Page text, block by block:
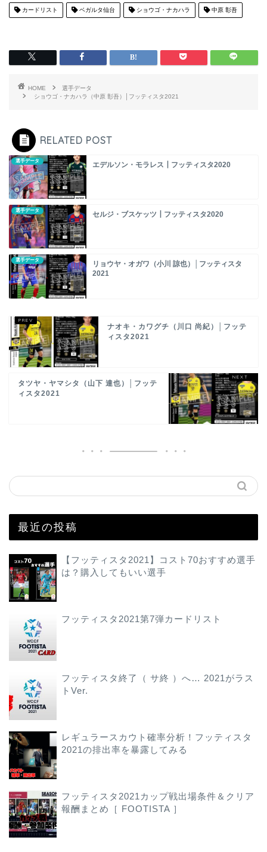
カードリスト ベガルタ仙台 ショウゴ・ナカハラ 中原 彰吾
HOME
選手データ
ショウゴ・ナカハラ（中原 彰吾）│フッティスタ2021
RELATED POST
選手データ エデルソン・モラレス┃フッティスタ2020
選手データ セルジ・ブスケッツ┃フッティスタ2020
選手データ
リョウヤ・オガワ（小川 諒也）│フッティスタ
2021
ナオキ・カワグチ（川口 尚紀）│フッテ
ィスタ2021
タツヤ・ヤマシタ（山下 達也）│フッテ
ィスタ2021
最近の投稿
【フッティスタ2021】コスト70おすすめ選手
は？購入してもいい選手
フッティスタ2021第7弾カードリスト
フッティスタ終了（ サ終 ）へ… 2021がラス
トVer.
レギュラースカウト確率分析！フッティスタ
2021の排出率を暴露してみる
フッティスタ2021カップ戦出場条件＆クリア
報酬まとめ［ FOOTISTA ］